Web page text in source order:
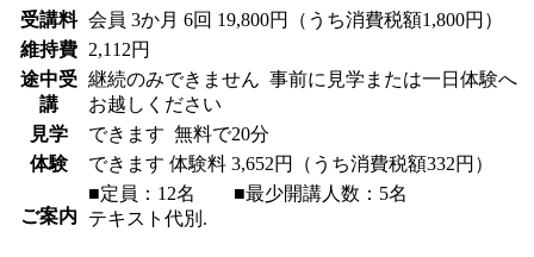
受講料 会員 3か月 6回 19,800円（うち消費税額1,800円）
維持費
2,112円
途中受
講
継続のみできません 事前に見学または一日体験へ
お越しください
見学
できます 無料で20分
体験
できます 体験料 3,652円（うち消費税額332円）
ご案内
■定員：12名 ■最少開講人数：5名
テキスト代別.